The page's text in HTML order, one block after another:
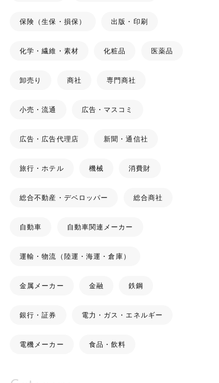
保険（生保・損保） 出版・印刷
化学・繊維・素材 化粧品 医薬品
卸売り 商社 専門商社
小売・流通 広告・マスコミ
広告・広告代理店 新聞・通信社
旅行・ホテル 機械 消費財
総合不動産・デベロッパー 総合商社
自動車 自動車関連メーカー
運輸・物流（陸運・海運・倉庫）
金属メーカー 金融 鉄鋼
銀行・証券 電力・ガス・エネルギー
電機メーカー 食品・飲料